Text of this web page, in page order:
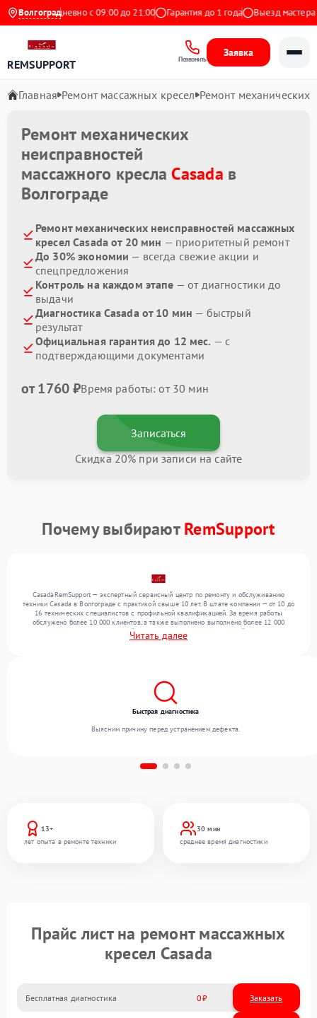
Волгоград
Ежедневно с 09:00 до 21:00 Гарантия до 1 года Выезд мастера
REMSUPPORT Позвонить
Заявка
Главная Ремонт массажных кресел Ремонт механических
Ремонт механических
неисправностей
массажного кресла Casada в
Волгограде
Ремонт механических неисправностей массажных
кресел Casada от 20 мин — приоритетный ремонт
До 30% экономии — всегда свежие акции и
спецпредложения
Контроль на каждом этапе — от диагностики до
выдачи
Диагностика Casada от 10 мин — быстрый
результат
Официальная гарантия до 12 мес. — с
подтверждающими документами
от 1760 ₽Время работы: от 30 мин
Записаться
Скидка 20% при записи на сайте
Почему выбираютRemSupport
CasadaRemSupport — экспертный сервисный центр по ремонту и обслуживанию
техники Casada в Волгограде с практикой свыше 10 лет. В штате компании — от 10 до
16 технических специалистов с профильной квалификацией. За время работы
обслужено более 10 000 клиентов, а также выполнено выполнено более 12 000
ремонтов. Ежемесячно в сервисный центр поступает более 300 устройств, включая , , .
Мы работаем с широким спектром неисправностей и предлагаем стабильный уровень
Читать далее
13+
лет опыта в ремонте техники
30 мин
среднее время диагностики
Быстрая диагностика
Выясним причину перед устранением дефекта.
Прайс лист на ремонт массажных
кресел Casada
Бесплатная диагностика 0 Заказать